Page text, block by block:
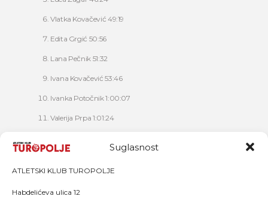
Suglasnost
ATLETSKI KLUB TUROPOLJE
Habdelićeva ulica 12
Vlatka Kovačević 49:19
Edita Grgić 50:56
Lana Pečnik 51:32
Ivana Kovačević 53:46
Ivanka Potočnik 1:00:07
Valerija Prpa 1:01:24